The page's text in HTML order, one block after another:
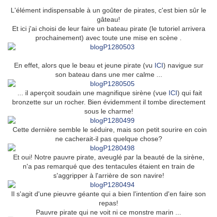
L'élément indispensable à un goûter de pirates, c'est bien sûr le
gâteau!
Et ici j'ai choisi de leur faire un bateau pirate (le tutoriel arrivera
prochainement) avec toute une mise en scène .
En effet, alors que le beau et jeune pirate (vu ICI) navigue sur
son bateau dans une mer calme ...
... il aperçoit soudain une magnifique sirène (vue ICI) qui fait
bronzette sur un rocher. Bien évidemment il tombe directement
sous le charme!
Cette dernière semble le séduire, mais son petit sourire en coin
ne cacherait-il pas quelque chose?
Et oui! Notre pauvre pirate, aveuglé par la beauté de la sirène,
n'a pas remarqué que des tentacules étaient en train de
s'aggripper à l'arrière de son navire!
Il s'agit d'une pieuvre géante qui a bien l'intention d'en faire son
repas!
Pauvre pirate qui ne voit ni ce monstre marin ...